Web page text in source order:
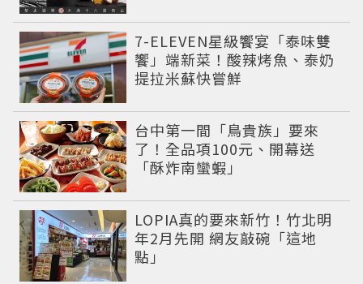
7-ELEVEN星級饗宴「泰味雙
饗」端新菜！酸辣烤魚、泰奶
提拉米蘇快嘗鮮
台中第一間「鳥貴族」要來
了！全品項100元、開幕送
「酥炸南蠻蝦」
LOPIA真的要來新竹！竹北明
年2月先開 網友敲碗「這地
點」